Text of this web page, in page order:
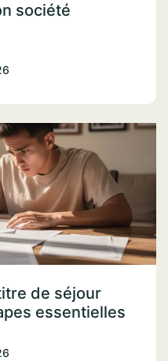
société
de séjour
essentielles